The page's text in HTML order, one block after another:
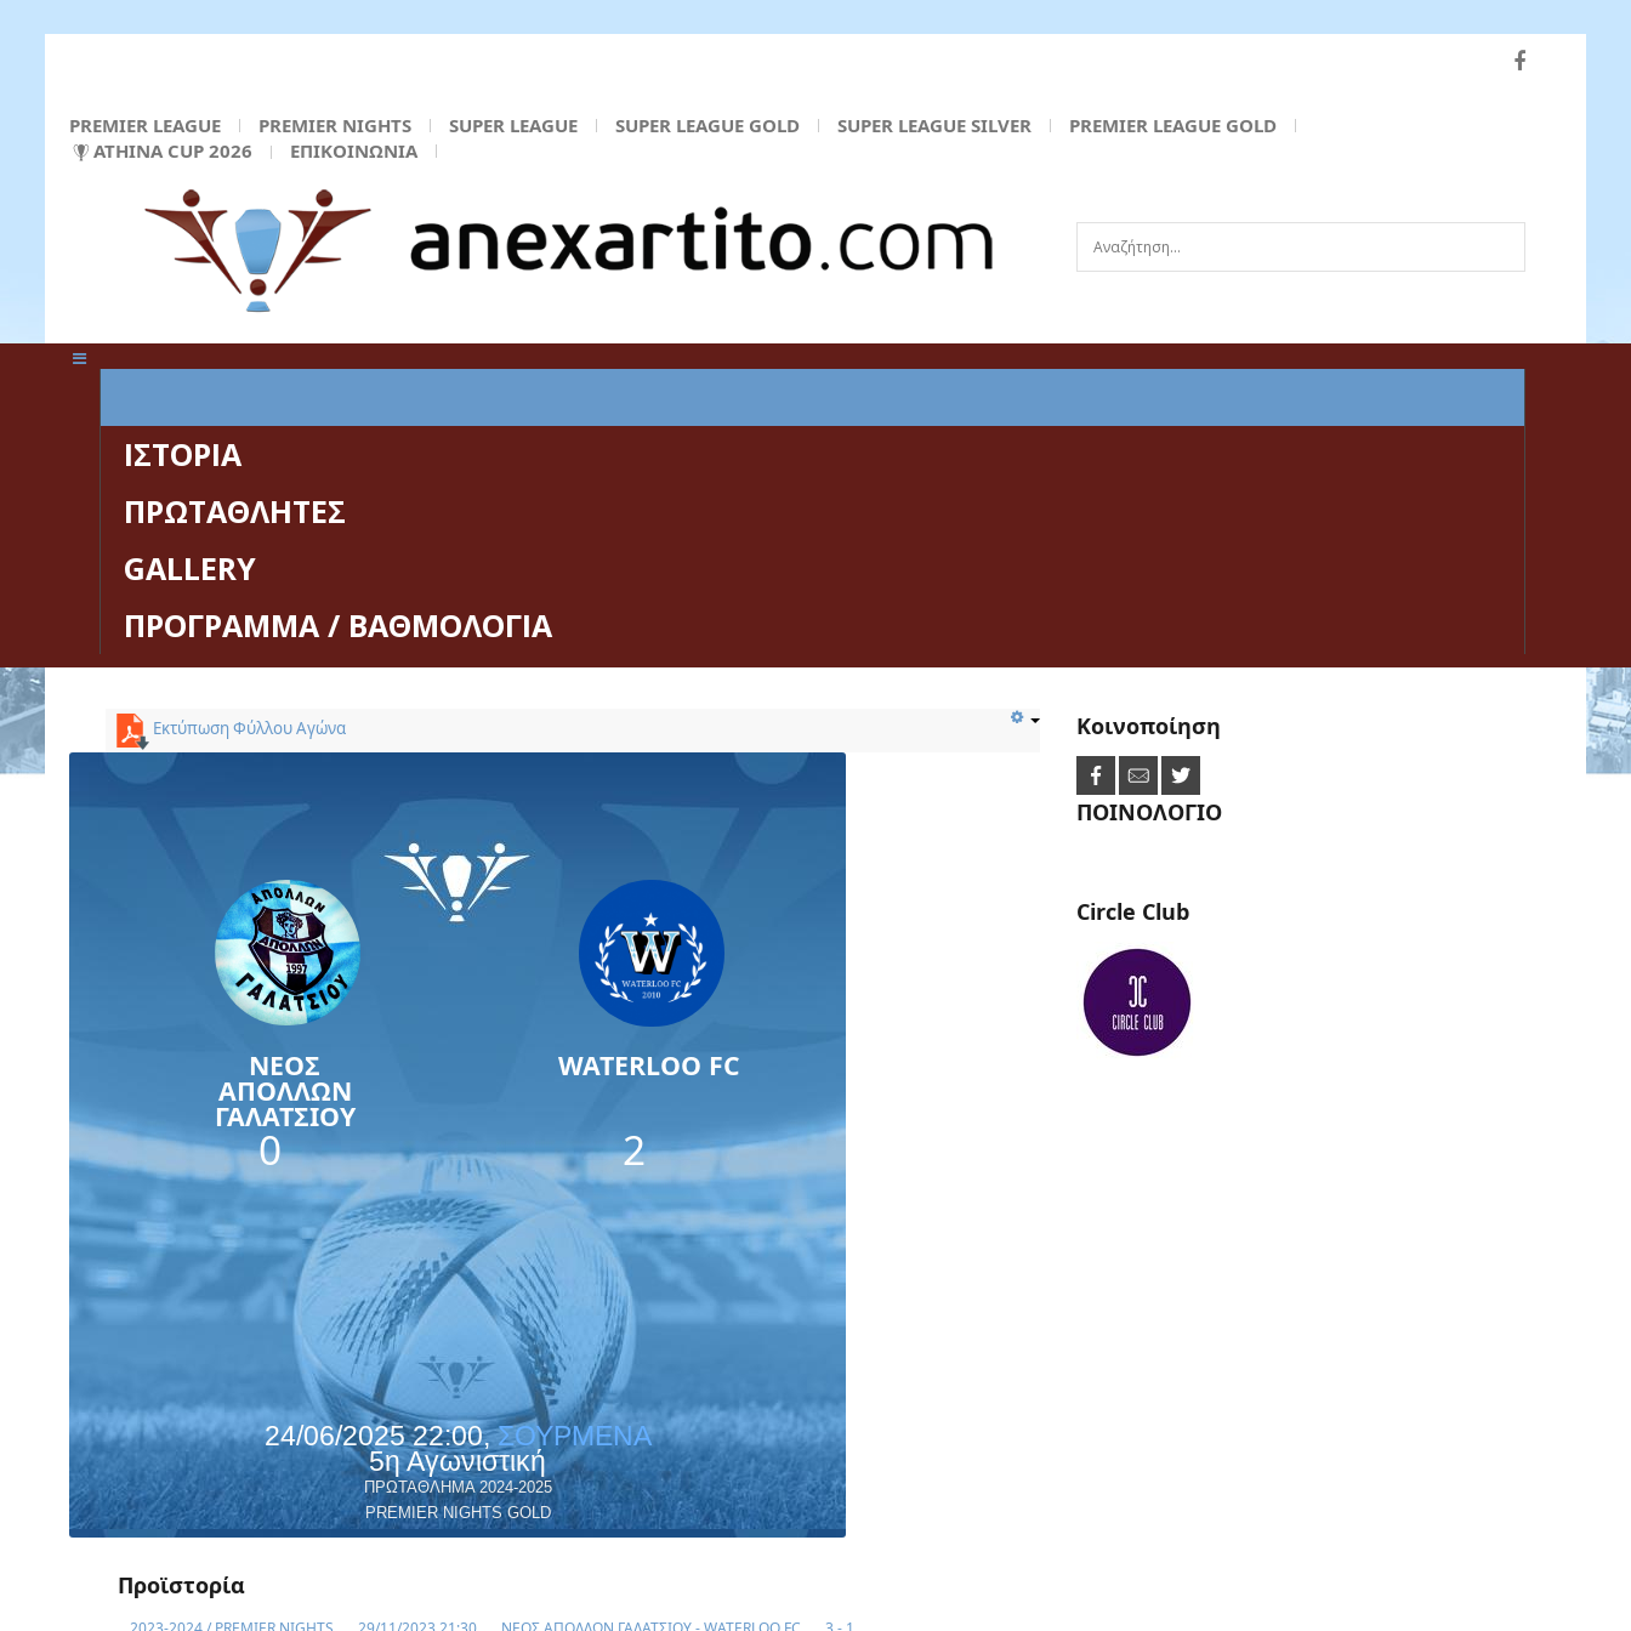
PREMIER LEAGUE PREMIER NIGHTS SUPER LEAGUE SUPER LEAGUE GOLD SUPER LEAGUE SILVER
PREMIER LEAGUE GOLD
ATHINA CUP 2026
ΕΠΙΚΟΙΝΩΝΙΑ
Αναζήτηση...
ΙΣΤΟΡΙΑ
ΠΡΩΤΑΘΛΗΤΕΣ
GALLERY
ΠΡΟΓΡΑΜΜΑ / ΒΑΘΜΟΛΟΓΙΑ
Εκτύπωση Φύλλου Αγώνα
ΝΕΟΣ
ΑΠΟΛΛΩΝ
ΓΑΛΑΤΣΙΟΥ
0
WATERLOO FC
2
24/06/2025 22:00,ΣΟΥΡΜΕΝΑ
5η Αγωνιστική
ΠΡΩΤΑΘΛΗΜΑ 2024-2025
PREMIER NIGHTS GOLD
Προϊστορία
Κοινοποίηση
ΠΟΙΝΟΛΟΓΙΟ
Circle Club